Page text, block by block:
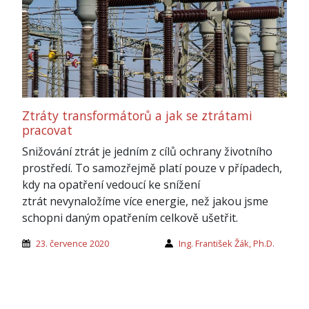
Ztráty transformátorů a jak se ztrátami
pracovat
Snižování ztrát je jedním z cílů ochrany životního
prostředí. To samozřejmě platí pouze v případech,
kdy na opatření vedoucí ke snížení
ztrát nevynaložíme více energie, než jakou jsme
schopni daným opatřením celkově ušetřit.
23. července 2020 Ing. František Žák, Ph.D.